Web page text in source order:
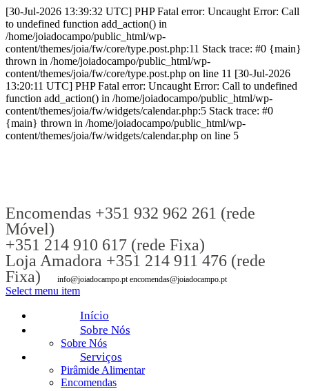
[30-Jul-2026 13:39:32 UTC] PHP Fatal error: Uncaught Error: Call
to undefined function add_action() in
/home/joiadocampo/public_html/wp-
content/themes/joia/fw/core/type.post.php:11 Stack trace: #0 {main}
thrown in /home/joiadocampo/public_html/wp-
content/themes/joia/fw/core/type.post.php on line 11 [30-Jul-2026
13:20:11 UTC] PHP Fatal error: Uncaught Error: Call to undefined
function add_action() in /home/joiadocampo/public_html/wp-
content/themes/joia/fw/widgets/calendar.php:5 Stack trace: #0
{main} thrown in /home/joiadocampo/public_html/wp-
content/themes/joia/fw/widgets/calendar.php on line 5
Encomendas +351 932 962 261 (rede
Móvel)
+351 214 910 617 (rede Fixa)
Loja Amadora +351 214 911 476 (rede
Fixa)
info@joiadocampo.pt encomendas@joiadocampo.pt
Select menu item
Início
Sobre Nós
Sobre Nós
Serviços
Pirâmide Alimentar
Encomendas